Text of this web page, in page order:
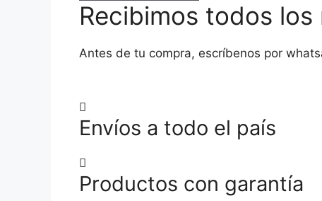
Sport
17338
Recibimos todos
Antes de tu compra, escríbenos por
Envíos a todo el país
Productos con garantía